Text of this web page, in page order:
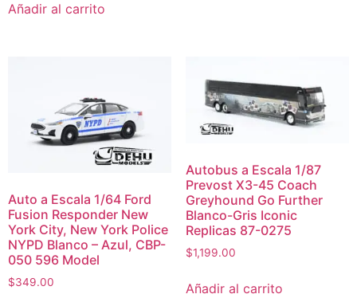
Añadir al carrito
Auto a Escala 1/64 Ford
Fusion Responder New
York City, New York Police
NYPD Blanco – Azul, CBP-
050 596 Model
$349.00
Autobus a Escala 1/87
Prevost X3-45 Coach
Greyhound Go Further
Blanco-Gris Iconic
Replicas 87-0275
$1,199.00
Añadir al carrito